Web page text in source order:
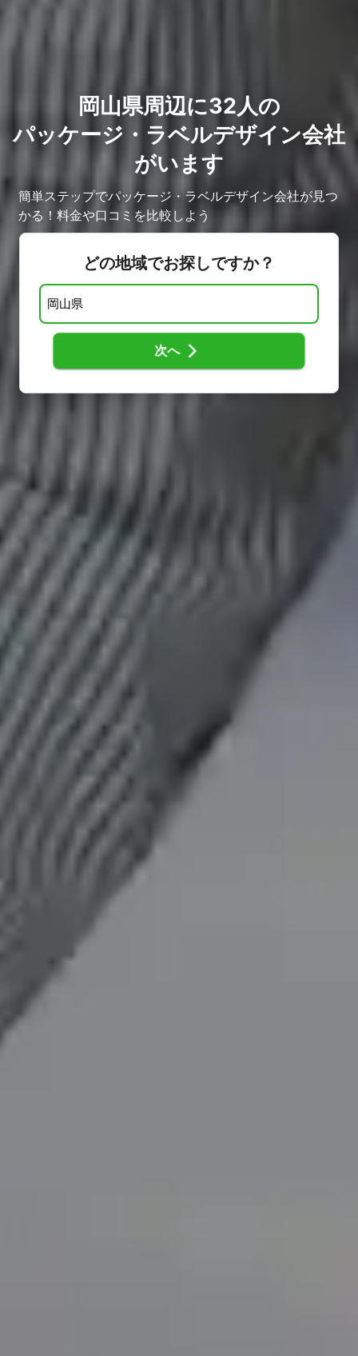
岡山県周辺に32人の
パッケージ・ラベルデザイン会社
がいます
簡単ステップでパッケージ・ラベルデザイン会社が見つ
かる！料金や口コミを比較しよう
どの地域でお探しですか？
次へ